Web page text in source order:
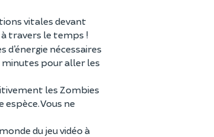
vitales devant
travers le temps !
d’énergie nécessaires
minutes pour aller les
les Zombies
Vous ne
du jeu vidéo à